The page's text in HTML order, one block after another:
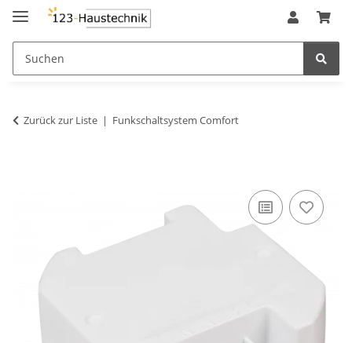
Zurück zur Liste Funkschaltsystem Comfort